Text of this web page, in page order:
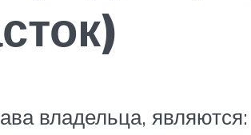
владельца, являются: